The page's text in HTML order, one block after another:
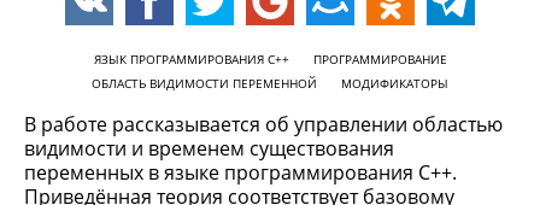
ЯЗЫК ПРОГРАММИРОВАНИЯ С++
ПРОГРАММИРОВАНИЕ
ОБЛАСТЬ ВИДИМОСТИ ПЕРЕМЕННОЙ
МОДИФИКАТОРЫ
В работе рассказывается об управлении областью
видимости и временем существования
переменных в языке программирования С++.
Приведённая теория соответствует базовому